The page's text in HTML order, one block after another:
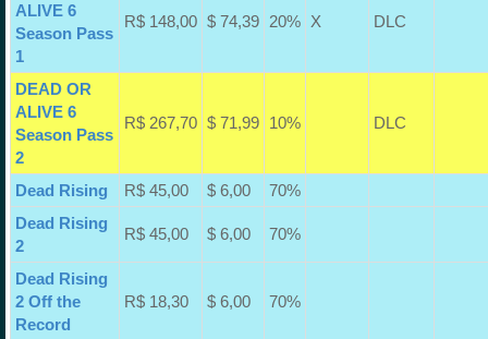
ALIVE 6
Season Pass
1
R$ 148,00 $ 74,39 20% X DLC
DEAD OR
ALIVE 6
Season Pass
2
R$ 267,70 $ 71,99 10% DLC
Dead Rising R$ 45,00 $ 6,00
70%
Dead Rising
2
R$ 45,00 $ 6,00 70%
Dead Rising
2 Off the
Record
R$ 18,30 $ 6,00 70%